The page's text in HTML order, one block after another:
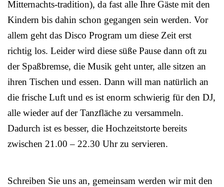
Mitternachts-tradition), da fast alle Ihre Gäste mit den
Kindern bis dahin schon gegangen sein werden. Vor
allem geht das Disco Program um diese Zeit erst
richtig los. Leider wird diese süße Pause dann oft zu
der Spaßbremse, die Musik geht unter, alle sitzen an
ihren Tischen und essen. Dann will man natürlich an
die frische Luft und es ist enorm schwierig für den DJ,
alle wieder auf der Tanzfläche zu versammeln.
Dadurch ist es besser, die Hochzeitstorte bereits
zwischen 21.00 – 22.30 Uhr zu servieren.
Schreiben Sie uns an, gemeinsam werden wir mit den